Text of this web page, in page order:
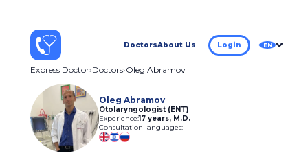
DoctorsAbout Us Login EN
Express Doctor Doctors Oleg Abramov
Oleg Abramov
Otolaryngologist (ENT)
Experience:17 years, M.D.
Consultation languages: